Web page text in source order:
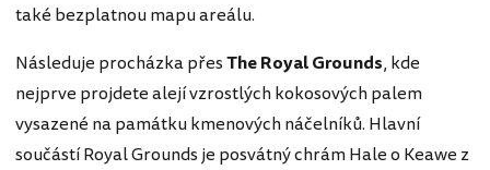
také bezplatnou mapu areálu.
Následuje procházka přesThe Royal Grounds, kde
nejprve projdete alejí vzrostlých kokosových palem
vysazené na památku kmenových náčelníků. Hlavní
součástí Royal Grounds je posvátný chrám Hale o Keawe z